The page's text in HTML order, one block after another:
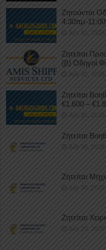
Ζητούνται
4:30πμ-
July 31, 2026
Ζητείται
(β) Οδηγοί
July 31, 2026
Ζητείται
€1.600 –
July 31, 2026
Ζητείται
July 30, 2026
Ζητείται
July 30, 2026
Ζητείται
July 29, 2026